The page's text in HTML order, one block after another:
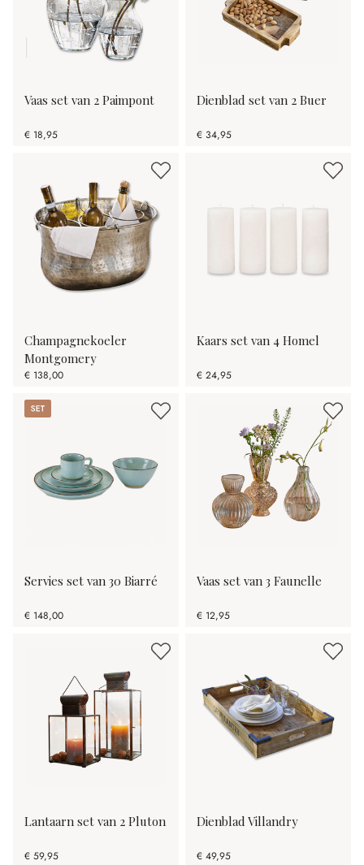
Vaas set van 2 Paimpont
€ 18,95
Dienblad set van 2 Buer
€ 34,95
Champagnekoeler
Montgomery
€ 138,00
Kaars set van 4 Homel
€ 24,95
Set
Servies set van 30 Biarré
€ 148,00
Vaas set van 3 Faunelle
€ 12,95
Lantaarn set van 2 Pluton
€ 59,95
Dienblad Villandry
€ 49,95